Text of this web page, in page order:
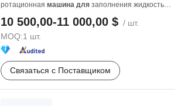
ротационная машина для заполнения жидкостью и
10 500,00-11 000,00 $ / шт.
MOQ:1 шт.
Связаться с Поставщиком